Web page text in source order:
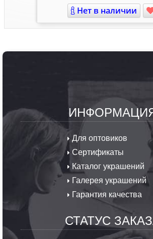
Нет в наличии
Для оптовиков
Сертификаты
Каталог украшений
Галерея украшений
Гарантия качества
СТАТУС